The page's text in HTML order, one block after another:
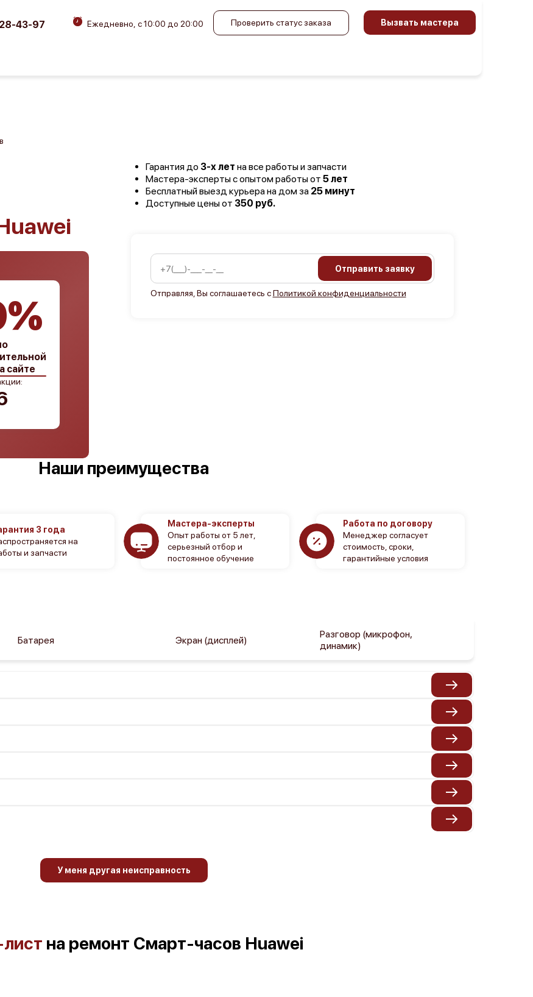
43-97 Ежедневно, с 10:00 до 20:00 Проверить статус заказа Вызвать мастера
Гарантия до 3-х лет на все работы и запчасти
Мастера-эксперты с опытом работы от 5 лет
Бесплатный выезд курьера на дом за 25 минут
Доступные цены от 350 руб.
Отправить заявку
Отправляя, Вы соглашаетесь сПолитикой конфиденциальности
сайте
Наши преимущества
3 года
на
и запчасти
Мастера-эксперты
Опыт работы от 5 лет,
серьезный отбор и
постоянное обучение
Работа по договору
Менеджер согласует
стоимость, сроки,
гарантийные условия
Батарея Экран (дисплей)
Разговор (микрофон,
динамик)
У меня другая неисправность
на ремонт Смарт-часов Huawei